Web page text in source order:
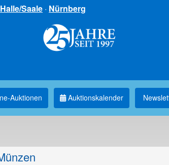
Halle/Saale · Nürnberg
Auktionen Auktionskalender